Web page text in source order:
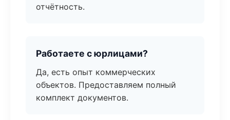
отчётность.
Работаете с юрлицами?
Да, есть опыт коммерческих
объектов. Предоставляем полный
комплект документов.